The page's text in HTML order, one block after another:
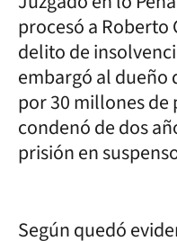
procesó a
delito de
embargó al dueño
por 30 millones de
condenó de dos
prisión en
Según quedó